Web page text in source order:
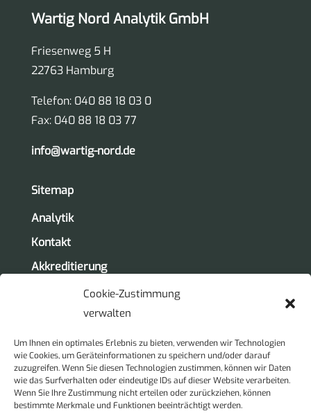
Cookie-Zustimmung
verwalten
Um Ihnen ein optimales Erlebnis zu bieten, verwenden wir Technologien
wie Cookies, um Geräteinformationen zu speichern und/oder darauf
zuzugreifen. Wenn Sie diesen Technologien zustimmen, können wir Daten
wie das Surfverhalten oder eindeutige IDs auf dieser Website verarbeiten.
Wenn Sie Ihre Zustimmung nicht erteilen oder zurückziehen, können
bestimmte Merkmale und Funktionen beeinträchtigt werden.
Wartig Nord Analytik GmbH
Friesenweg 5 H
22763 Hamburg
Telefon: 040 88 18 03 0
Fax: 040 88 18 03 77
info@wartig-nord.de
Sitemap
Analytik
Kontakt
Akkreditierung
Beraten Planen Begutachten
Karriere